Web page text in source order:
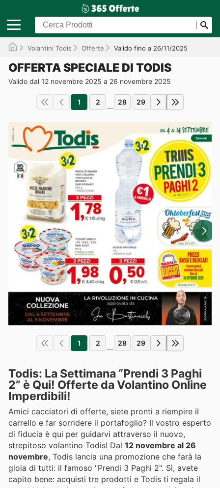
Volantini Todis Offerte Valido fino a 26/11/2025
OFFERTA SPECIALE DI TODIS
Valido dal 12 novembre 2025 a 26 novembre 2025
1 2 ... 28 29
1 2 ... 28 29
Todis: La Settimana “Prendi 3 Paghi
2” è Qui! Offerte da Volantino Online
Imperdibili!
Amici cacciatori di offerte, siete pronti a riempire il
carrello e far sorridere il portafoglio? Il vostro esperto
di fiducia è qui per guidarvi attraverso il nuovo,
strepitoso volantino Todis! Dal 12 novembre al 26
novembre, Todis lancia una promozione che farà la
gioia di tutti: il famoso "Prendi 3 Paghi 2". Sì, avete
capito bene: acquisti tre prodotti e Todis ti regala il